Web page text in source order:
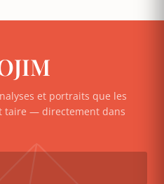
et portraits que les
taire — directement dans